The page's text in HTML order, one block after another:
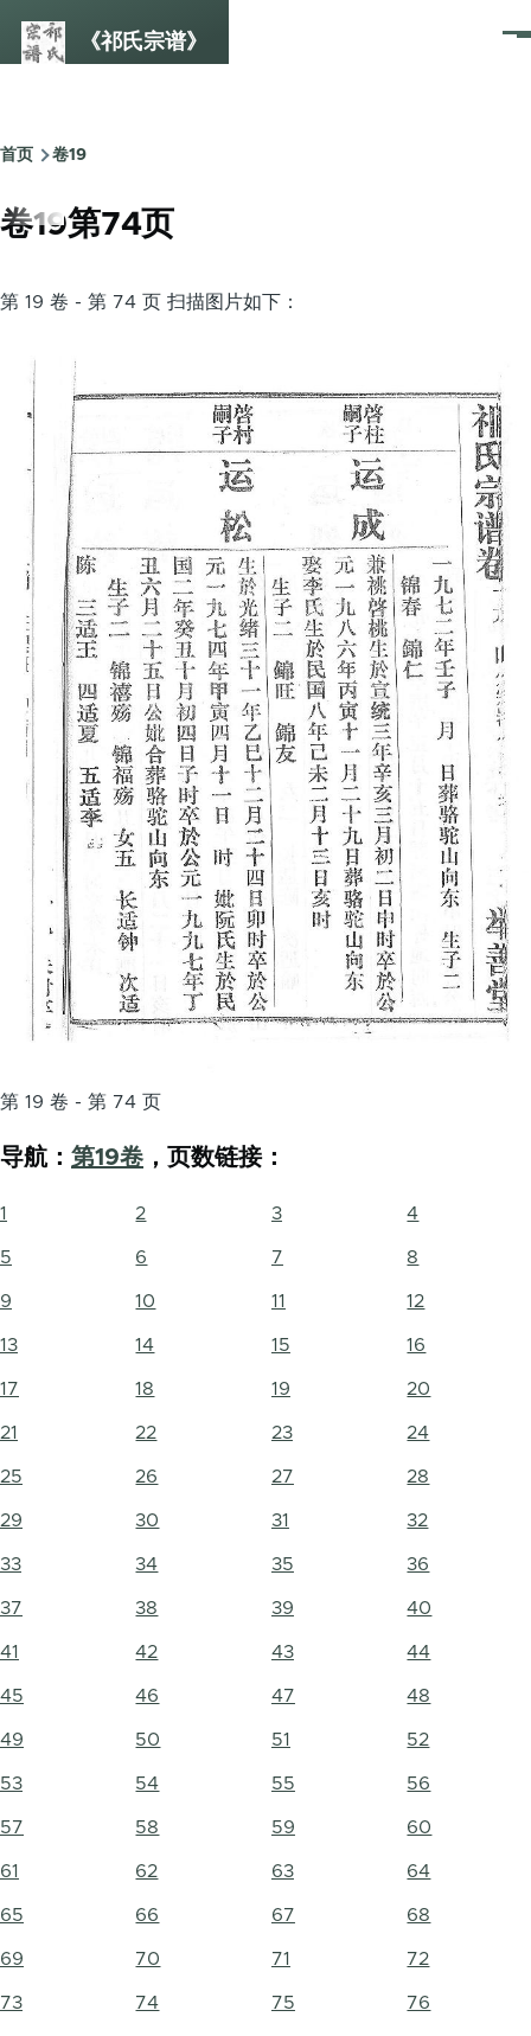
《祁氏宗谱》
菜
面
包
屑
首页 卷19
卷19第74页
第 19 卷 - 第 74 页 扫描图片如下：
第 19 卷 - 第 74 页
导航： 第19卷 ，页数链接：
1 2 3 4
5 6 7 8
9 10 11 12
13 14 15 16
17 18 19 20
21 22 23 24
25 26 27 28
29 30 31 32
33 34 35 36
37 38 39 40
41 42 43 44
45 46 47 48
49 50 51 52
53 54 55 56
57 58 59 60
61 62 63 64
65 66 67 68
69 70 71 72
73 74 75 76